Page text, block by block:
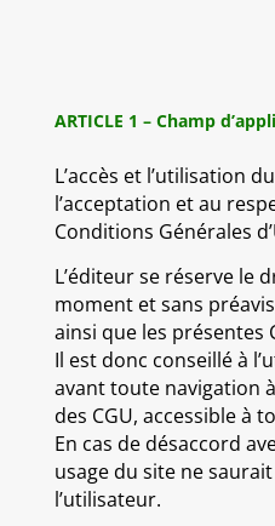
ARTICLE 1 – Champ
L’accès et l’utilisation
l’acceptation et au
Conditions Générales
L’éditeur se réserve le
moment et sans
ainsi que les présentes
Il est donc conseillé à
avant toute navigation
des CGU, accessible à
En cas de désaccord
usage du site ne
l’utilisateur.